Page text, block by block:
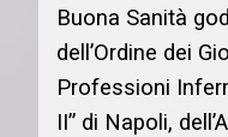
Buona Sanità
dell’Ordine dei
Professioni
II” di Napoli,